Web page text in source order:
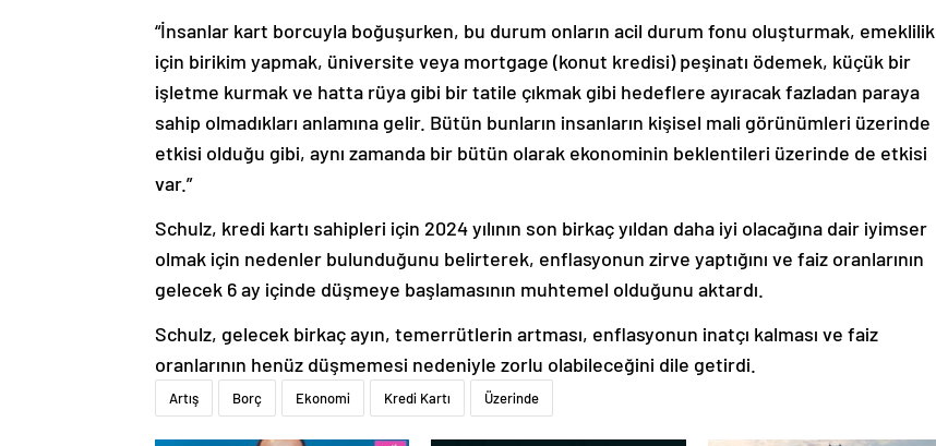
“İnsanlar kart borcuyla boğuşurken, bu durum onların acil durum fonu oluşturmak, emeklilik
için birikim yapmak, üniversite veya mortgage (konut kredisi) peşinatı ödemek, küçük bir
işletme kurmak ve hatta rüya gibi bir tatile çıkmak gibi hedeflere ayıracak fazladan paraya
sahip olmadıkları anlamına gelir. Bütün bunların insanların kişisel mali görünümleri üzerinde
etkisi olduğu gibi, aynı zamanda bir bütün olarak ekonominin beklentileri üzerinde de etkisi
var.”
Schulz, kredi kartı sahipleri için 2024 yılının son birkaç yıldan daha iyi olacağına dair iyimser
olmak için nedenler bulunduğunu belirterek, enflasyonun zirve yaptığını ve faiz oranlarının
gelecek 6 ay içinde düşmeye başlamasının muhtemel olduğunu aktardı.
Schulz, gelecek birkaç ayın, temerrütlerin artması, enflasyonun inatçı kalması ve faiz
oranlarının henüz düşmemesi nedeniyle zorlu olabileceğini dile getirdi.
Artış Borç Ekonomi Kredi Kartı Üzerinde